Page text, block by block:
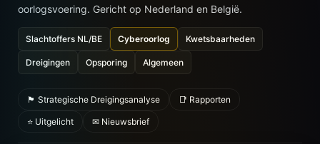
oorlogsvoering. Gericht op Nederland en België.
Slachtoffers NL/BE Cyberoorlog Kwetsbaarheden
Dreigingen Opsporing Algemeen
🏴 Strategische Dreigingsanalyse 📑 Rapporten
⭐ Uitgelicht ✉ Nieuwsbrief